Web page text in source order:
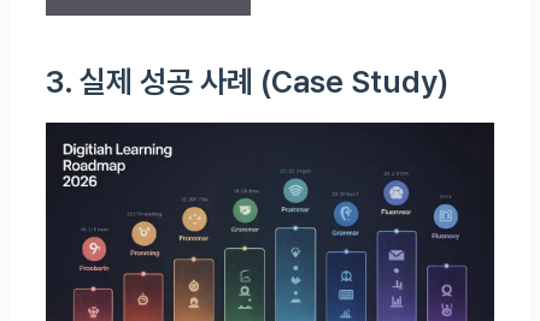
3. 실제 성공 사례 (Case Study)